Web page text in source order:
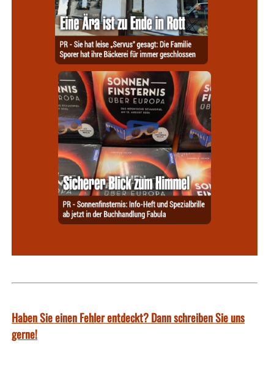
Haben Sie einen Fehler entdeckt? Dann schreiben Sie uns
gerne!